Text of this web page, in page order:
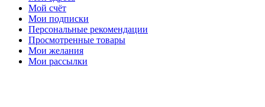
Мой счёт
Мои подписки
Персональные рекомендации
Просмотренные товары
Мои желания
Мои рассылки